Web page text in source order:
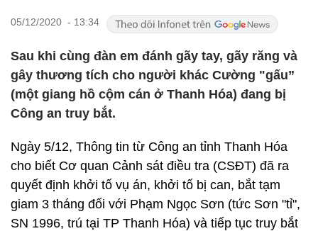
05/12/2020 - 13:34
Sau khi cùng đàn em đánh gãy tay, gãy răng và
gây thương tích cho người khác Cường "gấu”
(một giang hồ cộm cán ở Thanh Hóa) đang bị
Công an truy bắt.
Ngày 5/12, Thông tin từ Công an tỉnh Thanh Hóa
cho biết Cơ quan Cảnh sát điều tra (CSĐT) đã ra
quyết định khởi tố vụ án, khởi tố bị can, bắt tạm
giam 3 tháng đối với Phạm Ngọc Sơn (tức Sơn "tỉ",
SN 1996, trú tại TP Thanh Hóa) và tiếp tục truy bắt